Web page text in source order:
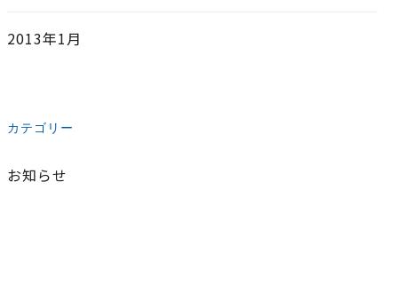
2013年1月
カテゴリー
お知らせ